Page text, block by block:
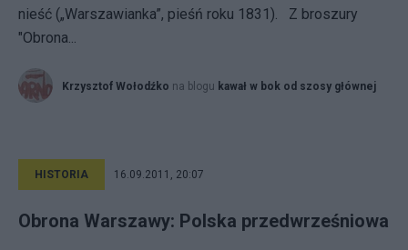
nieść („Warszawianka”, pieśń roku 1831). Z broszury
"Obrona...
Krzysztof Wołodźko na blogu kawał w bok od szosy głównej
HISTORIA 16.09.2011, 20:07
Obrona Warszawy: Polska przedwrześniowa